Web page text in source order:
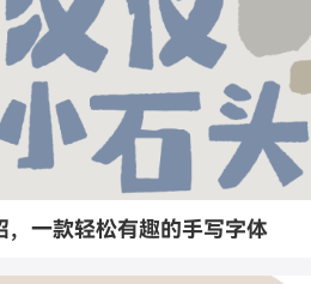
，一款轻松有趣的手写字体